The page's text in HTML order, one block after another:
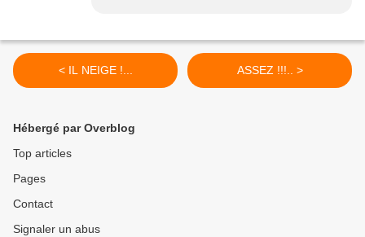
< IL NEIGE !... ASSEZ !!!.. >
Hébergé par Overblog
Top articles
Pages
Contact
Signaler un abus